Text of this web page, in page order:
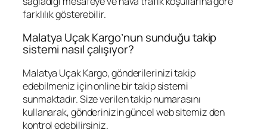
farklılık gösterebilir.
Malatya Uçak Kargo’nun sunduğu takip
sistemi nasıl çalışıyor?
Malatya Uçak Kargo, gönderilerinizi takip
edebilmeniz için online bir takip sistemi
sunmaktadır. Size verilen takip numarasını
kullanarak, gönderinizin güncel web sitemiz den
kontrol edebilirsiniz.